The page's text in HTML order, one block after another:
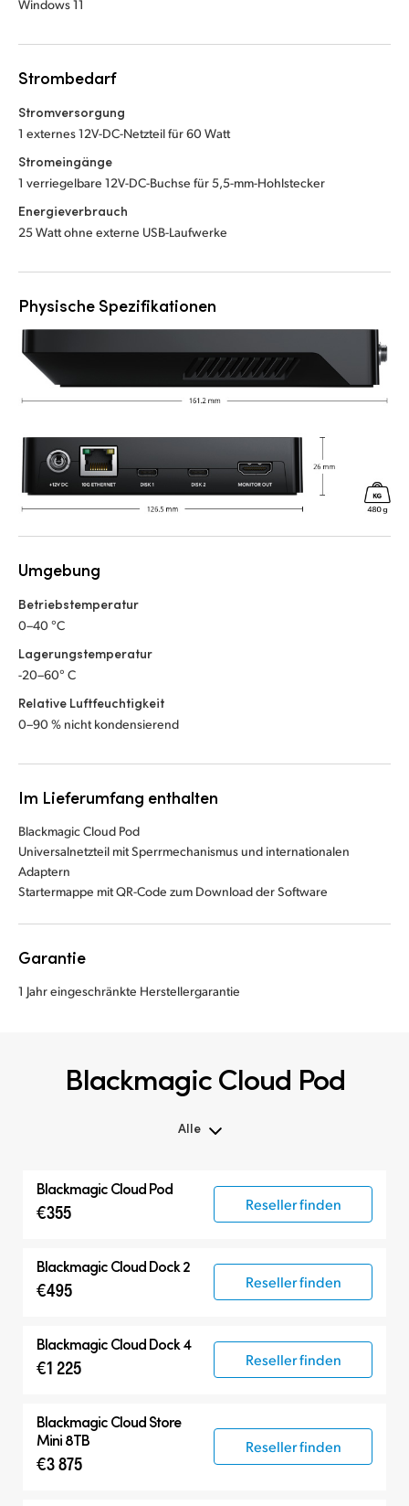
Windows 11
Strombedarf
Stromversorgung
1 externes 12V-DC-Netzteil für 60 Watt
Stromeingänge
1 verriegelbare 12V-DC-Buchse für 5,5-mm-Hohlstecker
Energieverbrauch
25 Watt ohne externe USB-Laufwerke
Physische Spezifikationen
Umgebung
Betriebstemperatur
0–40 °C
Lagerungstemperatur
-20–60° C
Relative Luftfeuchtigkeit
0–90 % nicht kondensierend
Im Lieferumfang enthalten
Blackmagic Cloud Pod
Universalnetzteil mit Sperrmechanismus und internationalen
Adaptern
Startermappe mit QR-Code zum Download der Software
Garantie
1 Jahr eingeschränkte Herstellergarantie
Blackmagic Cloud Pod
Alle
Blackmagic Cloud Pod
Blackmagic Cloud Pod
€355 Reseller finden
Blackmagic Cloud Dock 2
€495 Reseller finden
Blackmagic Cloud Dock 4
€1 225 Reseller finden
Blackmagic Cloud Store
Mini 8TB
€3 875
Reseller finden